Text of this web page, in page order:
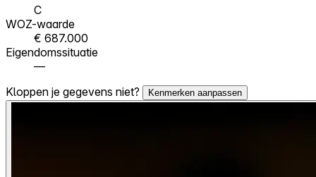
C
WOZ-waarde
€ 687.000
Eigendomssituatie
—
Kloppen je gegevens niet?
Kenmerken aanpassen